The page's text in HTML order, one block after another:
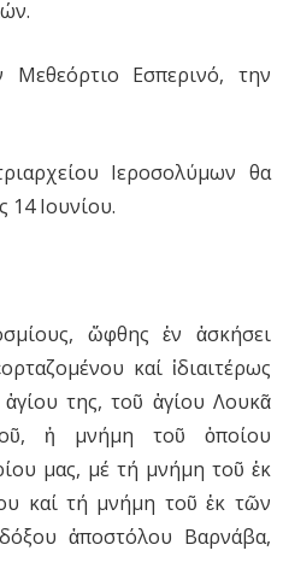
Εσπερινό, την
Ιεροσολύμων θα
14 Ιουνίου.
ὤφθης ἐν ἀσκήσει
καί ἰδιαιτέρως
της, τοῦ ἁγίου Λουκᾶ
ἡ μνήμη τοῦ ὁποίου
μας, μέ τή μνήμη τοῦ ἐκ
καί τή μνήμη τοῦ ἐκ τῶν
ἀποστόλου Βαρνάβα,